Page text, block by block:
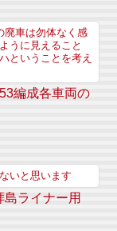
廃車は勿体なく感
うに見えること
ということを考え
編成各車両の
いと思います
島ライナー用